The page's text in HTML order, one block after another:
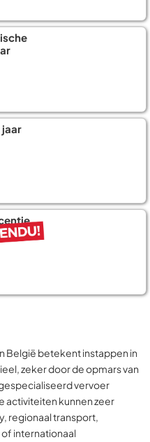
jaar
België betekent instappen in
zeker door de opmars van
vervoer
activiteiten kunnen zeer
regionaal transport,
internationaal